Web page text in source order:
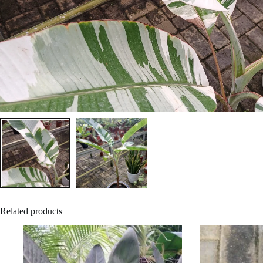
Related products